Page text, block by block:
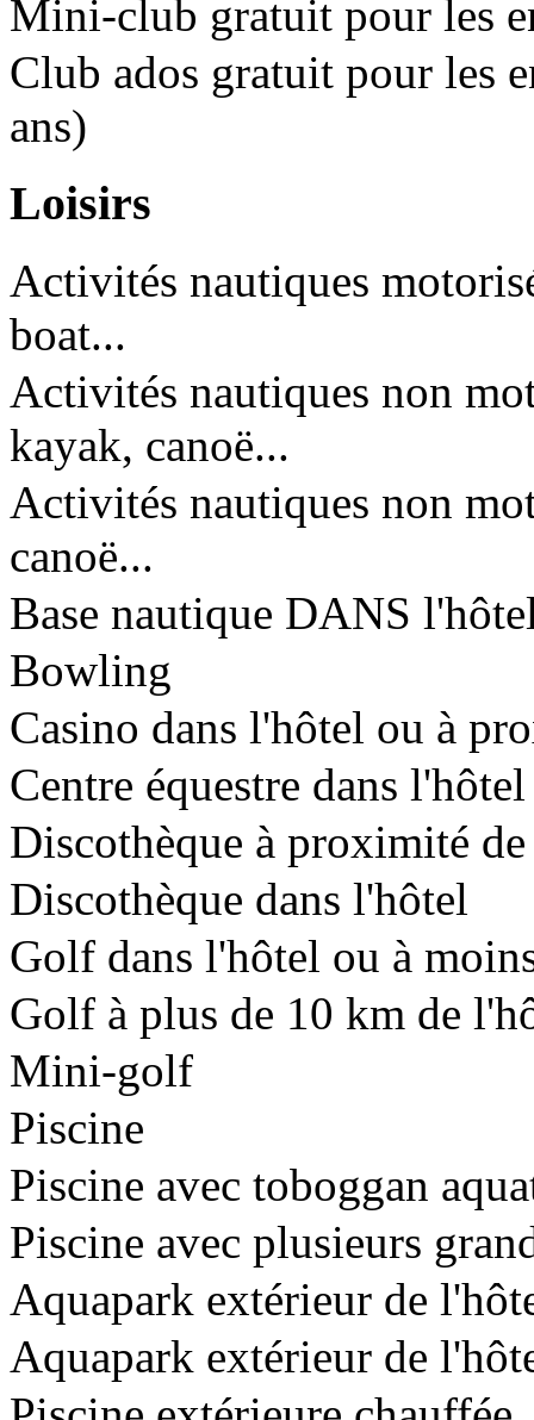
Mini-club gratuit pour les
Club ados gratuit pour les
ans)
Loisirs
Activités nautiques
boat...
Activités nautiques non
kayak, canoë...
Activités nautiques non
canoë...
Base nautique DANS
Bowling
Casino dans l'hôtel ou à
Centre équestre dans
Discothèque à proximité
Discothèque dans l'hôtel
Golf dans l'hôtel ou à
Golf à plus de 10 km de
Mini-golf
Piscine
Piscine avec toboggan
Piscine avec plusieurs
Aquapark extérieur de
Aquapark extérieur de